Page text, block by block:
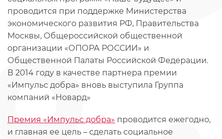
проводится при поддержке Министерства
экономического развития РФ, Правительства
Москвы, Общероссийской общественной
организации «ОПОРА РОССИИ» и
Общественной Палаты Российской Федерации.
В 2014 году в качестве партнера премии
«Импульс добра» вновь выступила Группа
компаний «Новард»
Премия «Импульс добра» проводится ежегодно,
и главная ее цель – сделать социальное